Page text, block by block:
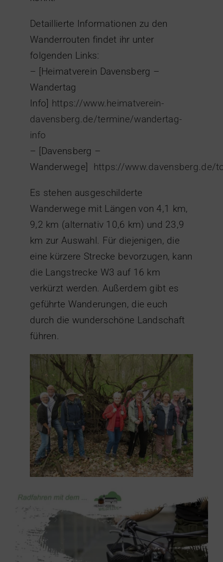
Detaillierte Informationen zu den
Wanderrouten findet ihr unter
folgenden Links:
– [Heimatverein Davensberg –
Wandertag
Info] https://www.heimatverein-
davensberg.de/termine/wandertag-
info
– [Davensberg –
Wanderwege] https://www.davensberg.de/
Es stehen ausgeschilderte
Wanderwege mit Längen von 4,1 km,
9,2 km (alternativ 10,6 km) und 23,9
km zur Auswahl. Für diejenigen, die
eine kürzere Strecke bevorzugen, kann
die Langstrecke W3 auf 16 km
verkürzt werden. Außerdem gibt es
geführte Wanderungen, die euch
durch die wunderschöne Landschaft
führen.